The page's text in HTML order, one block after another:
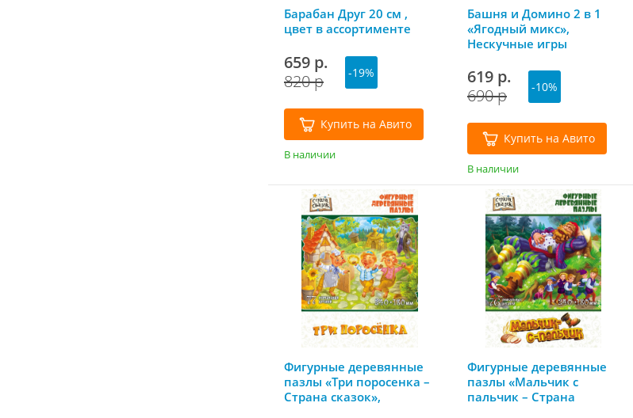
Барабан Друг 20 см ,
цвет в ассортименте
659 р.
820 р
-19%
Купить на Авито
В наличии
Башня и Домино 2 в 1
«Ягодный микс»,
Нескучные игры
619 р.
690 р
-10%
Купить на Авито
В наличии
Фигурные деревянные
пазлы «Три поросенка –
Страна сказок»,
Фигурные деревянные
пазлы «Мальчик с
пальчик – Страна